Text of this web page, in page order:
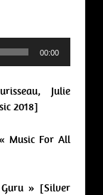
00:00
Julie
2018]
Music For All
» [Silver